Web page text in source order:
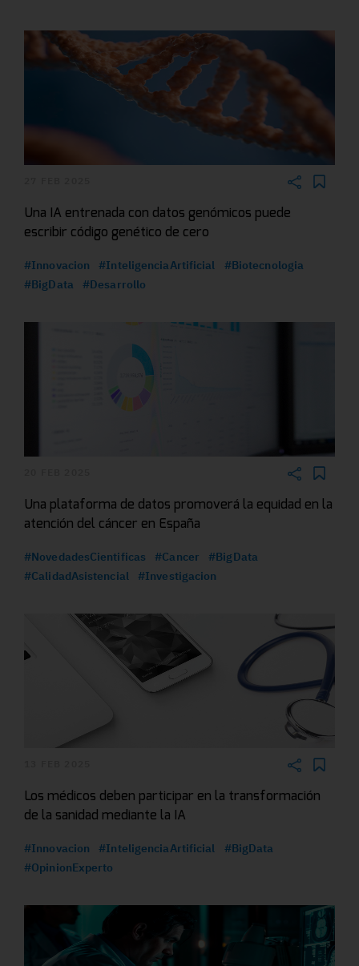
Una IA entrenada con datos genómicos puede
escribir código genético de cero
#Innovacion #InteligenciaArtificial
#Biotecnologia
#BigData
#Desarrollo
Una plataforma de datos promoverá la equidad en la
atención del cáncer en España
#NovedadesCientificas #Cancer
#BigData
#CalidadAsistencial
#Investigacion
Los médicos deben participar en la transformación
de la sanidad mediante la IA
#Innovacion #InteligenciaArtificial
#BigData
#OpinionExperto